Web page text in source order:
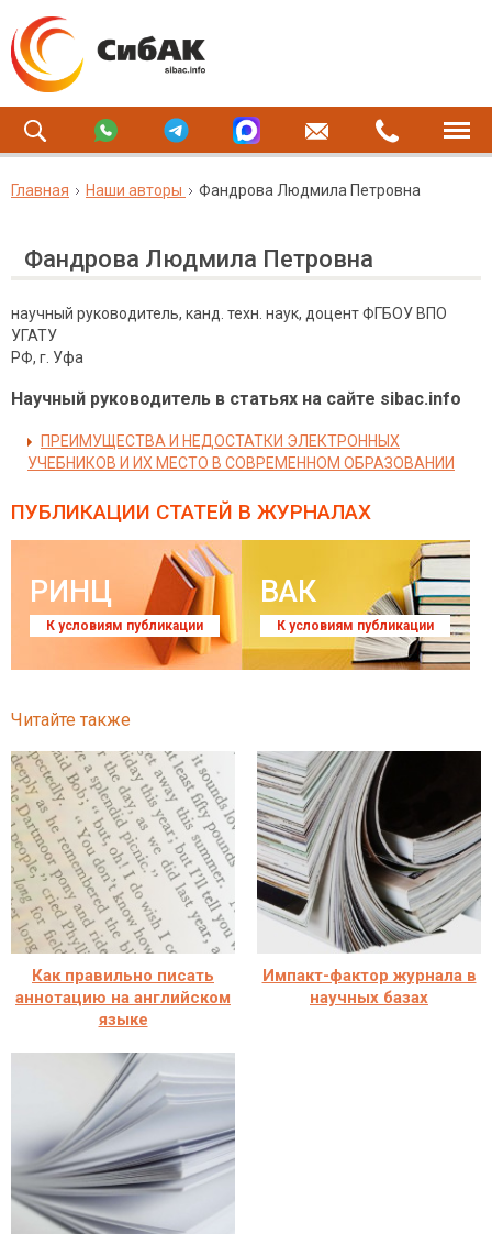
Главная Наши авторы Фандрова Людмила Петровна
Фандрова Людмила Петровна
научный руководитель, канд. техн. наук, доцент ФГБОУ ВПО
УГАТУ
РФ, г. Уфа
Научный руководитель в статьях на сайте sibac.info
ПРЕИМУЩЕСТВА И НЕДОСТАТКИ ЭЛЕКТРОННЫХ
УЧЕБНИКОВ И ИХ МЕСТО В СОВРЕМЕННОМ ОБРАЗОВАНИИ
ПУБЛИКАЦИИ СТАТЕЙ В ЖУРНАЛАХ
РИНЦ
К условиям публикации
ВАК
К условиям публикации
Читайте также
Как правильно писать
аннотацию на английском
языке
Импакт-фактор журнала в
научных базах